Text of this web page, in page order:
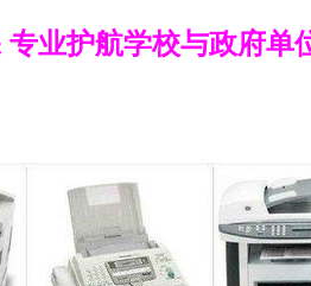
业护航学校与政府单